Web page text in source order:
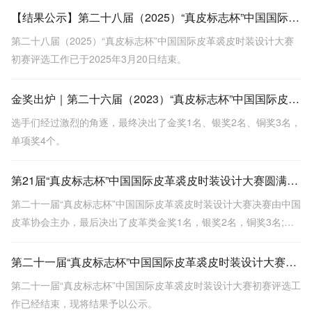
导老师奖3名，优秀组织者奖10名。
【结果公示】第二十八届（2025）“真皮标志杯”中国国际皮革裘皮时装设计大赛初赛
第二十八届（2025）“真皮标志杯”中国国际皮革裘皮时装设计大赛
初赛评选工作已于2025年3月20日结束。
金奖出炉｜第二十六届（2023）“真皮标志杯”中国国际皮革裘皮时装设计大赛总决赛顺利举行
选手们经过激烈的角逐，最终决出了金奖1名、银奖2名、铜奖3名，
单项奖4个。
第21届“真皮标志杯”中国国际皮革裘皮时装设计大赛圆满落幕！
第二十一届“真皮标志杯”中国国际皮革裘皮时装设计大赛决赛由中国
皮革协会主办，最后决出了皮革类金奖1名，银奖2名，铜奖3名;时
第二十一届“真皮标志杯”中国国际皮革裘皮时装设计大赛初赛（效果图）结果公示
第二十一届“真皮标志杯”中国国际皮革裘皮时装设计大赛初赛评选工
作已经结束，现将结果予以公示。